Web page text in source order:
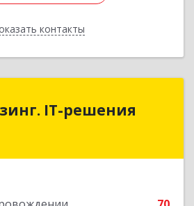
контакты
Назад
IT-решения
IT-решения